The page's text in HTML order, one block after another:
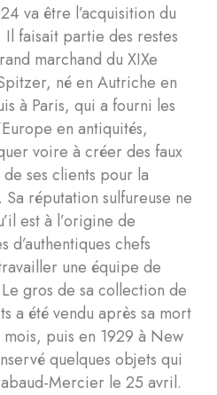
va être l’acquisition du
faisait partie des restes
marchand du XIXe
né en Autriche en
à Paris, qui a fourni les
en antiquités,
voire à créer des faux
ses clients pour la
réputation sulfureuse ne
est à l’origine de
d’authentiques chefs
une équipe de
gros de sa collection de
a été vendu après sa mort
puis en 1929 à New
quelques objets qui
Mercier le 25 avril.